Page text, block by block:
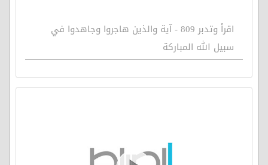
اقرأ وتدبر 809 - آية والذين هاجروا وجاهدوا في
سبيل الله المباركة